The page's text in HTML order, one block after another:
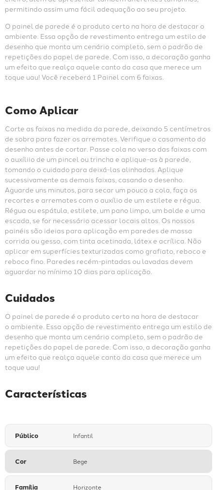
permitindo assim uma fácil adequação ao seu projeto.
O painel de parede é o produto certo na hora de destacar o
ambiente. Essa opção de revestimento entrega um estilo de
desenho que monta um cenário completo, sem o padrão de
repetições do papel de parede. Com isso, a decoração ganha
um efeito que realça aquele canto da casa que merece um
toque uau! Você receberá 1 Painel com 6 faixas.
Como Aplicar
Corte as faixas na medida da parede, deixando 5 centímetros
de sobra para fazer os arremates. Verifique o casamento do
desenho antes de cortar. Passe cola no verso das faixas com
o auxíliio de um pincel ou trincha e aplique-as à parede,
tomando o cuidado para deixá-las alinhadas. Aplique
sucessivamente as demais faixas, casando o desenho.
Aguarde uns minutos, para secar um pouco a cola, faça os
recortes e arremates com o auxílio de um estilete e régua.
Régua ou espátula, estilete, um pano limpo, um balde e uma
escada, se for necessário acessar locais altos. Os nossos
painéis são ideias para aplicação em paredes de massa
corrida ou gesso, com tinta acetinada, látex e acrílica. Não
aplicar em superfícies texturizadas como grafiato, reboco e
reboco fino. Paredes recém-pintadas ou lavadas devem
aguardar no mínimo 10 dias para aplicação.
Cuidados
O painel de parede é o produto certo na hora de destacar
o ambiente. Essa opção de revestimento entrega um estilo de
desenho que monta um cenário completo, sem o padrão de
repetições do papel de parede. Com isso, a decoração ganha
um efeito que realça aquele canto da casa que merece um
toque uau!
Características
Público Infantil
Cor Bege
Família Horizonte